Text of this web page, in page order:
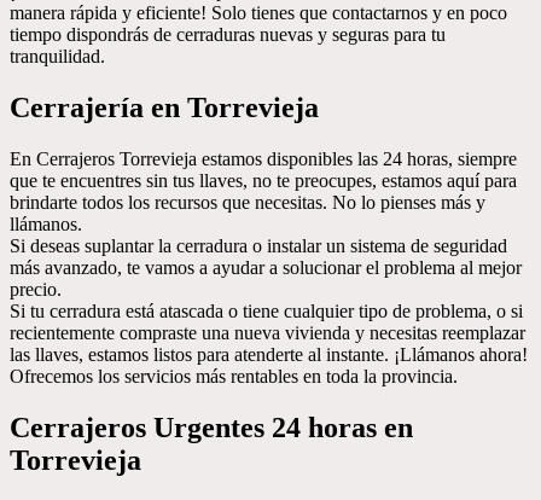
manera rápida y eficiente! Solo tienes que contactarnos y en poco
tiempo dispondrás de cerraduras nuevas y seguras para tu
tranquilidad.
Cerrajería en Torrevieja
En Cerrajeros Torrevieja estamos disponibles las 24 horas, siempre
que te encuentres sin tus llaves, no te preocupes, estamos aquí para
brindarte todos los recursos que necesitas. No lo pienses más y
llámanos.
Si deseas suplantar la cerradura o instalar un sistema de seguridad
más avanzado, te vamos a ayudar a solucionar el problema al mejor
precio.
Si tu cerradura está atascada o tiene cualquier tipo de problema, o si
recientemente compraste una nueva vivienda y necesitas reemplazar
las llaves, estamos listos para atenderte al instante. ¡Llámanos ahora!
Ofrecemos los servicios más rentables en toda la provincia.
Cerrajeros Urgentes 24 horas en
Torrevieja